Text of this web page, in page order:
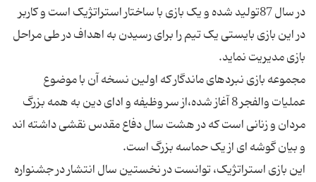
در سال 87تولید شده و یک بازی با ساختار استراتژیک است و کاربر
در این بازی بایستی یک تیم را برای رسیدن به اهداف در طی مراحل
مجموعه بازی نبردهای ماندگار که اولین نسخه آن با موضوع
عملیات والفجر 8 آغاز شده،از سر وظیفه و ادای دین به همه بزرگ
مردان و زنانی است که در هشت سال دفاع مقدس نقشی داشته اند
این بازی استراتژیک، توانست در نخستین سال انتشار در جشنواره